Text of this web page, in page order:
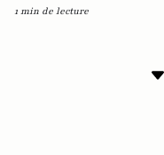
1 min de lecture